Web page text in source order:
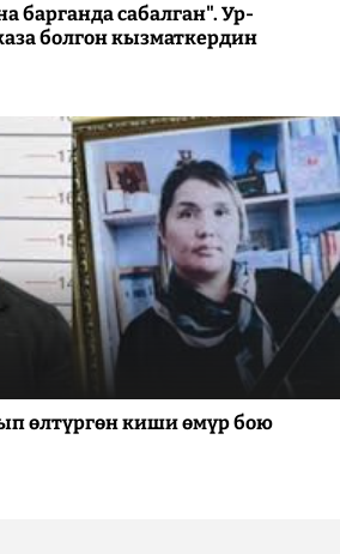
барганда сабалган". Ур-
болгон кызматкердин
өлтүргөн киши өмүр бою